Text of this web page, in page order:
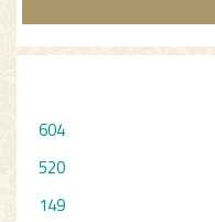
604
520
149